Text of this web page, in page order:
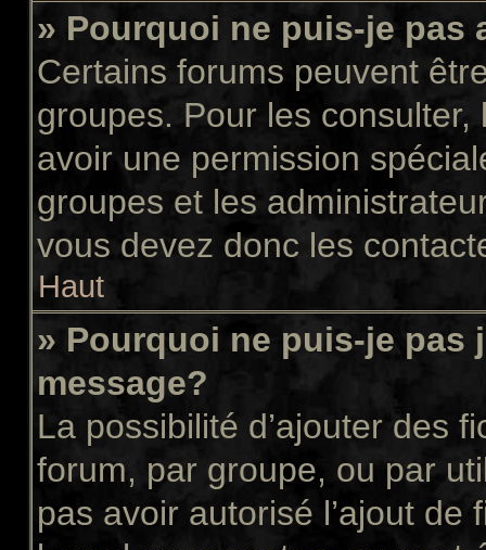
» Pourquoi ne puis-je pas
Certains forums peuvent
groupes. Pour les
avoir une permission
groupes et les
vous devez donc les
Haut
» Pourquoi ne puis-je pas
message?
La possibilité d’ajouter des
forum, par groupe, ou par
pas avoir autorisé l’ajout